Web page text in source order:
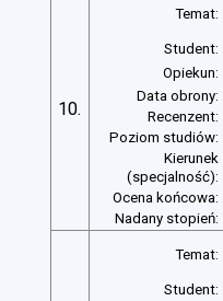
10.
Temat:
Student:
Opiekun:
Data obrony:
Recenzent:
Poziom studiów:
Kierunek
(specjalność):
Ocena końcowa:
Nadany stopień:
Temat:
Student: